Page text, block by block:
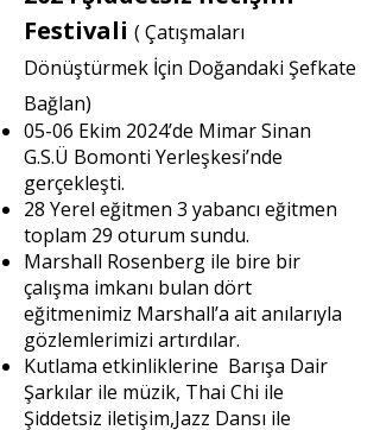
Festivali ( Çatışmaları
Dönüştürmek İçin Doğandaki Şefkate
Bağlan)
05-06 Ekim 2024’de Mimar Sinan
G.S.Ü Bomonti Yerleşkesi’nde
gerçekleşti.
28 Yerel eğitmen 3 yabancı eğitmen
toplam 29 oturum sundu.
Marshall Rosenberg ile bire bir
çalışma imkanı bulan dört
eğitmenimiz Marshall’a ait anılarıyla
gözlemlerimizi artırdılar.
Kutlama etkinliklerine Barışa Dair
Şarkılar ile müzik, Thai Chi ile
Şiddetsiz iletişim,Jazz Dansı ile